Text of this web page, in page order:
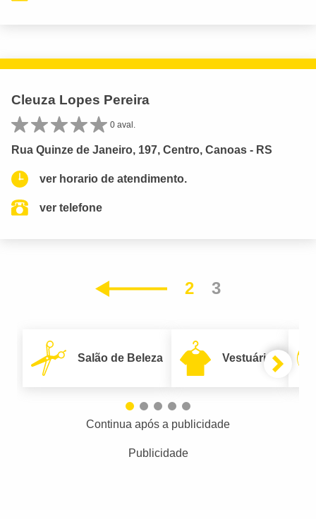
Cleuza Lopes Pereira
0 aval.
Rua Quinze de Janeiro, 197, Centro, Canoas - RS
ver horario de atendimento.
ver telefone
2 3
Salão de Beleza Vestuário
Continua após a publicidade
Publicidade